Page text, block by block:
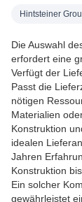
Hintsteiner
Die Auswahl
erfordert eine
Verfügt der
Passt die
nötigen
Materialien
Konstruktion
idealen
Jahren
Konstruktion
Ein solcher
gewährleistet